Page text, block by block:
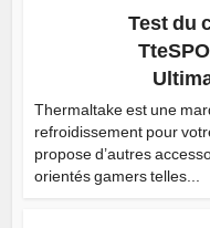
Test du
Thermaltake est une
refroidissement pour
propose d’autres
orientés gamers telles...